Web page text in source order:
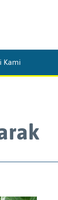
content
Kami